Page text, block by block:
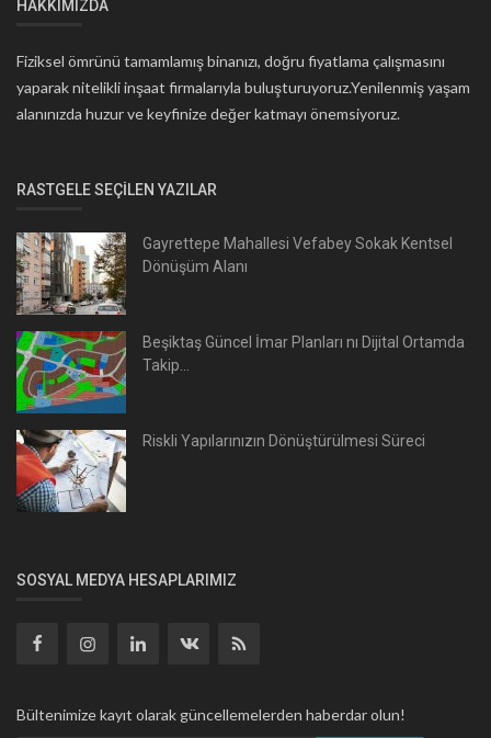
HAKKIMIZDA
Fiziksel ömrünü tamamlamış binanızı, doğru fiyatlama çalışmasını
yaparak nitelikli inşaat firmalarıyla buluşturuyoruz.Yenilenmiş yaşam
alanınızda huzur ve keyfinize değer katmayı önemsiyoruz.
RASTGELE SEÇILEN YAZILAR
Gayrettepe Mahallesi Vefabey Sokak Kentsel
Dönüşüm Alanı
Beşiktaş Güncel İmar Planları nı Dijital Ortamda
Takip...
Riskli Yapılarınızın Dönüştürülmesi Süreci
SOSYAL MEDYA HESAPLARIMIZ
Bültenimize kayıt olarak güncellemelerden haberdar olun!